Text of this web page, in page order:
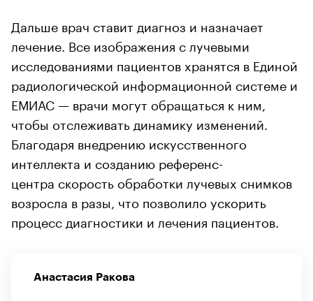
Дальше врач ставит диагноз и назначает
лечение. Все изображения с лучевыми
исследованиями пациентов хранятся в Единой
радиологической информационной системе и
ЕМИАС — врачи могут обращаться к ним,
чтобы отслеживать динамику изменений.
Благодаря внедрению искусственного
интеллекта и созданию референс-
центра скорость обработки лучевых снимков
возросла в разы, что позволило ускорить
процесс диагностики и лечения пациентов.
Анастасия Ракова